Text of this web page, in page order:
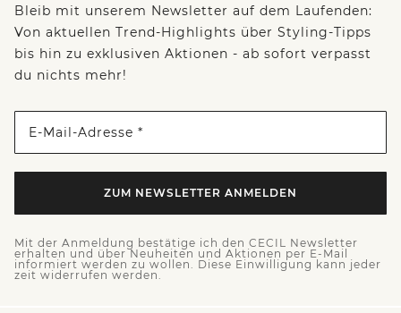
Bleib mit unserem Newsletter auf dem Laufenden:
Von aktuellen Trend-Highlights über Styling-Tipps
bis hin zu exklusiven Aktionen - ab sofort verpasst
du nichts mehr!
E-Mail-Adresse *
ZUM NEWSLETTER ANMELDEN
Mit der Anmeldung bestätige ich den CECIL Newsletter
erhalten und über Neuheiten und Aktionen per E-Mail
informiert werden zu wollen. Diese Einwilligung kann jeder
zeit widerrufen werden.